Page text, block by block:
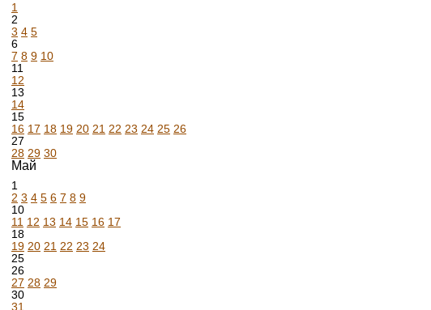
1
2
3 4 5
6
7 8 9 10
11
12
13
14
15
16 17 18 19 20 21 22 23 24 25 26
27
28 29 30
Май
1
2 3 4 5 6 7 8 9
10
11 12 13 14 15 16 17
18
19 20 21 22 23 24
25
26
27 28 29
30
31